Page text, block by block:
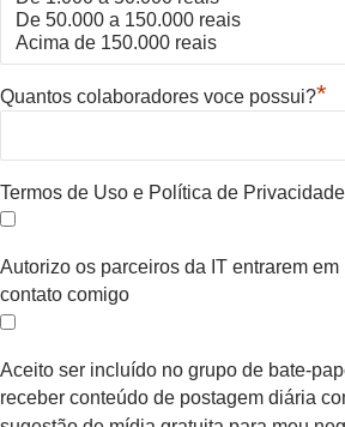
Quantos colaboradores voce possui?*
Termos de Uso e Política de Privacidade
Autorizo os parceiros da IT entrarem em
contato comigo
Aceito ser incluído no grupo de bate-
receber conteúdo de postagem diária